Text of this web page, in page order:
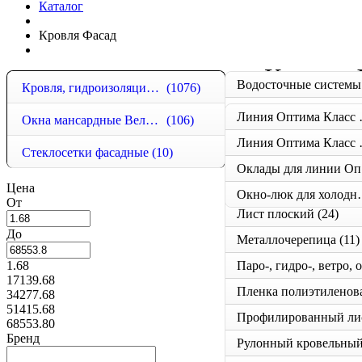
Каталог
Кровля Фасад
Кровля, гидроизоляция, металлочерепица, сайдинг (1076) Водосточные системы
Гибкая черепица
Лестницы Чердачные
Лист плоский (24)
Металлочерепица (11)
Профилированный
Окна мансардные Велюкс (106)
Окно-
Стеклосетки фасадные (10)
Цена
От
До
1.68
17139.68
34277.68
51415.68
68553.80
Бренд
Кровля